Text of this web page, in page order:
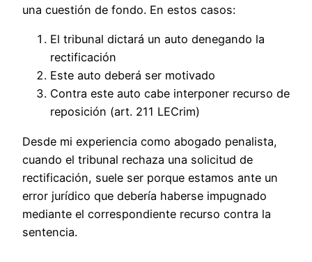
una cuestión de fondo. En estos casos:
El tribunal dictará un auto denegando la
rectificación
Este auto deberá ser motivado
Contra este auto cabe interponer recurso de
reposición (art. 211 LECrim)
Desde mi experiencia como abogado penalista,
cuando el tribunal rechaza una solicitud de
rectificación, suele ser porque estamos ante un
error jurídico que debería haberse impugnado
mediante el correspondiente recurso contra la
sentencia.